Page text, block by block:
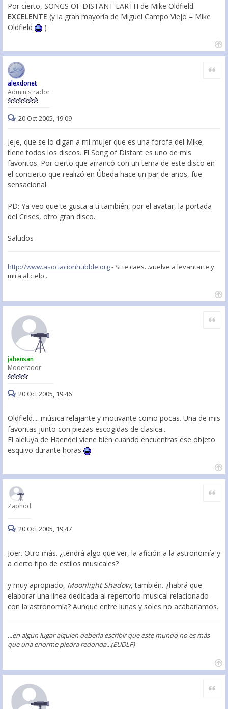
Por cierto, SONGS OF DISTANT EARTH de Mike Oldfield:
EXCELENTE (y la gran mayoría de Miguel Campo Viejo = Mike
Oldfield
)
alexdonet
Administrador
Citar
20 Oct 2005, 19:09
Jeje, que se lo digan a mi mujer que es una forofa del Mike,
tiene todos los discos. El Song of Distant es uno de mis
favoritos. Por cierto que arrancó con un tema de este disco en
el concierto que realizó en Úbeda hace un par de años, fue
sensacional.
PD: Ya veo que te gusta a ti también, por el avatar, la portada
del Crises, otro gran disco.
Saludos
http://www.asociacionhubble.org- Si te caes...vuelve a levantarte y
mira al cielo...
jahensan
Moderador
Citar
20 Oct 2005, 19:46
Oldfield.... música relajante y motivante como pocas. Una de mis
favoritas junto con piezas escogidas de clasica...
El aleluya de Haendel viene bien cuando encuentras ese objeto
esquivo durante horas
Zaphod
Citar
20 Oct 2005, 19:47
Joer. Otro más. ¿tendrá algo que ver, la afición a la astronomía y
a cierto tipo de estilos musicales?
y muy apropiado, Moonlight Shadow, también. ¿habrá que
elaborar una línea dedicada al repertorio musical relacionado
con la astronomía? Aunque entre lunas y soles no acabaríamos.
...en algun lugar alguien debería escribir que este mundo no es más
que una enorme piedra redonda...(EUDLF)
Citar